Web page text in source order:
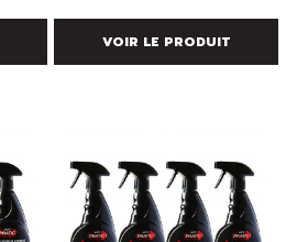
VOIR LE PRODUIT